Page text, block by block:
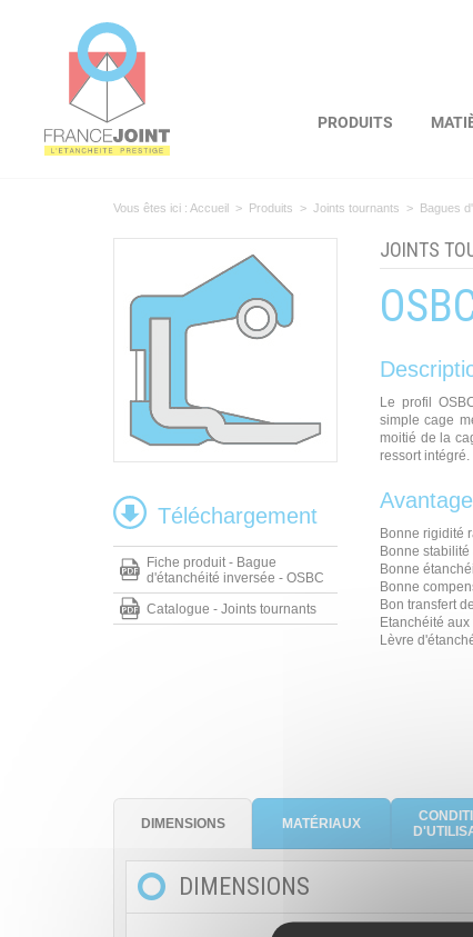
PRODUITS
Vous êtes ici : Accueil > Produits > Joints tournants > Bagues
JOINTS
Le profil
simple cage
moitié de la
ressort intégré.
Bonne rigidité
Bonne
Bonne
Bonne
Bon transfert
Etanchéité
Lèvre
Téléchargement
Fiche produit - Bague
d'étanchéité inversée - OSBC
Catalogue - Joints tournants
DIMENSIONS MATÉRIAUX
DIMENSIONS